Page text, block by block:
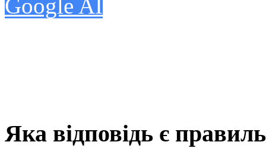
Google AI
Яка відповідь є